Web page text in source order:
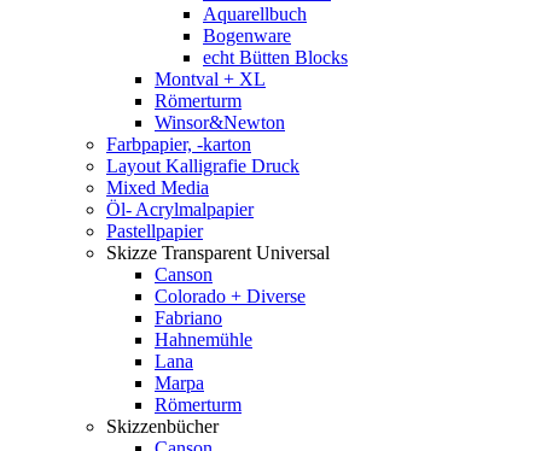
Aquarellbuch
Bogenware
echt Bütten Blocks
Montval + XL
Römerturm
Winsor&Newton
Farbpapier, -karton
Layout Kalligrafie Druck
Mixed Media
Öl- Acrylmalpapier
Pastellpapier
Skizze Transparent Universal
Canson
Colorado + Diverse
Fabriano
Hahnemühle
Lana
Marpa
Römerturm
Skizzenbücher